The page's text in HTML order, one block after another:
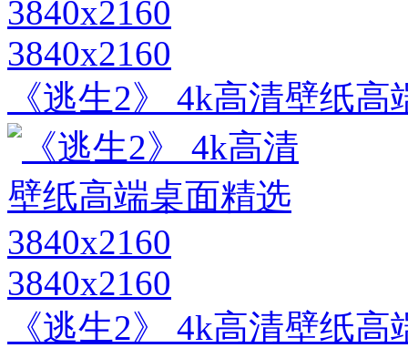
3840x2160
《逃生2》 4k高清壁纸
3840x2160
《逃生2》 4k高清壁纸